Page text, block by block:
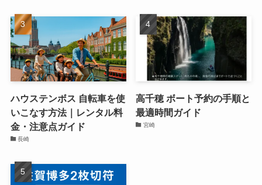
ハウステンボス 自転車を使
いこなす方法｜レンタル料
金・注意点ガイド
長崎
高千穂 ボート予約の手順と
最適時間ガイド
宮崎